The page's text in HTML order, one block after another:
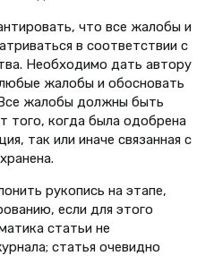
что все жалобы и
в соответствии с
Необходимо дать автору
жалобы и обосновать
жалобы должны быть
того, когда была одобрена
так или иначе связанная с
рукопись на этапе,
если для этого
статьи не
статья очевидно